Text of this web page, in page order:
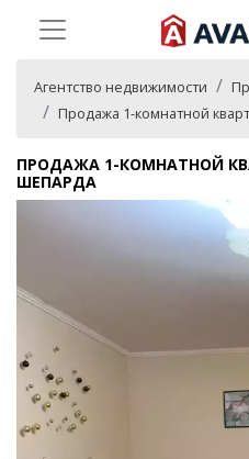
Агентство недвижимости
Продажа 1-комнатной
ПРОДАЖА 1-КОМНАТНОЙ
ШЕПАРДА